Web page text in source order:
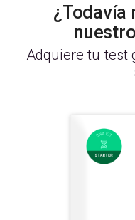
¿Todavía
Adquiere tu test